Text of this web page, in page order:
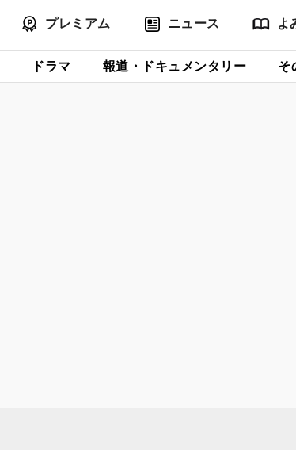
プレミアム ニュース よ
ドラマ 報道・ドキュメンタリー そ